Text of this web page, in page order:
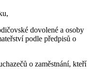
dovolené a osoby
podle předpisů o
o zaměstnání, kteří